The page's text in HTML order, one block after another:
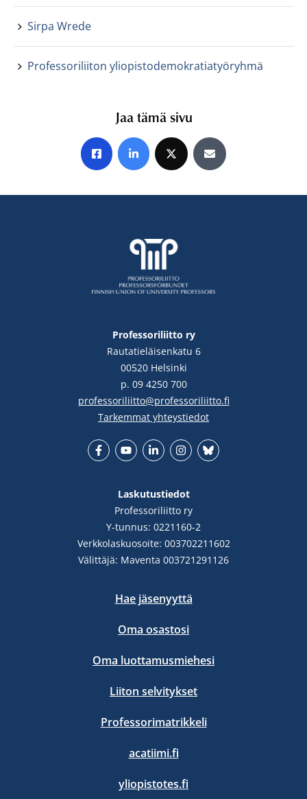
Sirpa Wrede
Professoriliiton yliopistodemokratiatyöryhmä
Jaa tämä sivu
Jaa Facebookissa
Jaa LinkedInissä
Jaa X:ssäJaa sähköpostitse
Professoriliitto ry
Rautatieläisenkatu 6
00520 Helsinki
p. 09 4250 700
professoriliitto@professoriliitto.fi
Tarkemmat yhteystiedot
Laskutustiedot
Professoriliitto ry
Y-tunnus: 0221160-2
Verkkolaskuosoite: 003702211602
Välittäjä: Maventa 003721291126
Hae jäsenyyttä
Oma osastosi
Oma luottamusmiehesi
Liiton selvitykset
Professorimatrikkeli
acatiimi.fi
yliopistotes.fi